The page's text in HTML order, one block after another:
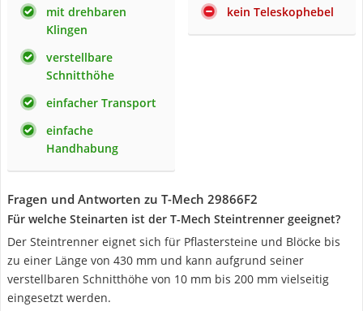
mit drehbaren
Klingen
verstellbare
Schnitthöhe
einfacher Transport
einfache
Handhabung
kein Teleskophebel
Fragen und Antworten zu T-Mech 29866F2
Für welche Steinarten ist der T-Mech Steintrenner geeignet?
Der Steintrenner eignet sich für Pflastersteine und Blöcke bis
zu einer Länge von 430 mm und kann aufgrund seiner
verstellbaren Schnitthöhe von 10 mm bis 200 mm vielseitig
eingesetzt werden.